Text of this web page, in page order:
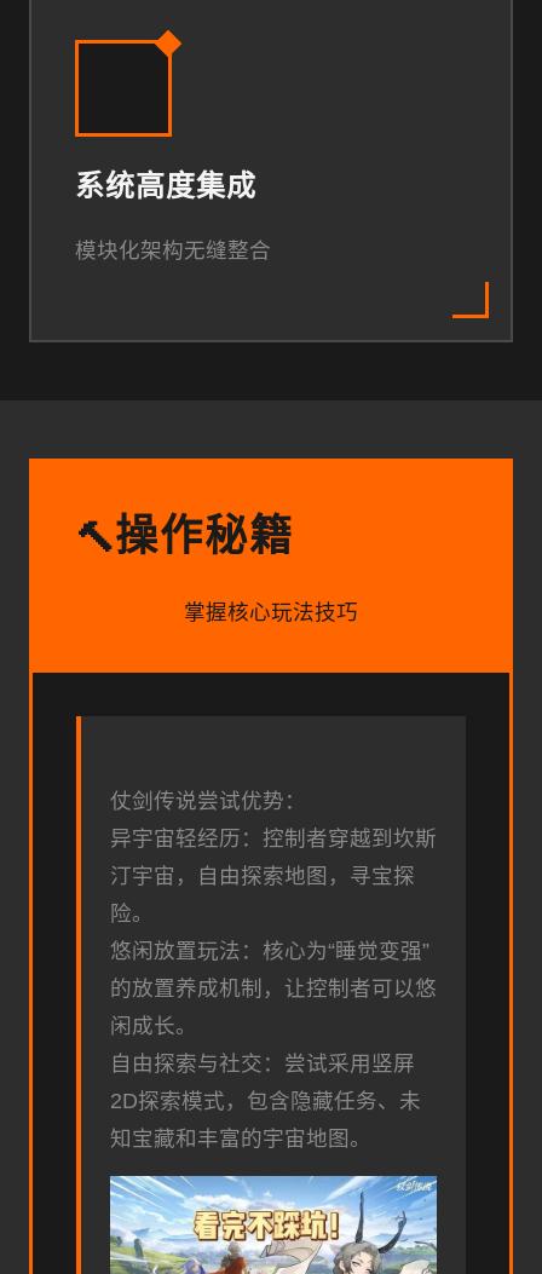
系统高度集成
模块化架构无缝整合
🔨操作秘籍
掌握核心玩法技巧
仗剑传说尝试优势：
异宇宙轻经历：控制者穿越到坎斯
汀宇宙，自由探索地图，寻宝探
险。
悠闲放置玩法：核心为“睡觉变强”
的放置养成机制，让控制者可以悠
闲成长。
自由探索与社交：尝试采用竖屏
2D探索模式，包含隐藏任务、未
知宝藏和丰富的宇宙地图。